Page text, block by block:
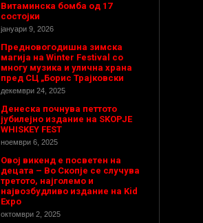
Витаминска бомба од 17
состојки
јануари 9, 2026
Предновогодишнa зимска
магија на Winter Festival со
многу музика и улична храна
пред СЦ „Борис Трајковски
декември 24, 2025
Денеска почнува петтото
јубилејно издание на SKOPJE
WHISKEY FEST
ноември 6, 2025
Овој викенд е посветен на
децата – Во Скопје се случува
третото, најголемо и
највозбудливо издание на Kid
Expo
октомври 2, 2025